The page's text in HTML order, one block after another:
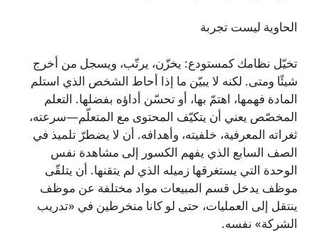
الحاوية ليست تجربة
تخيّل نظامك كمستودع: يخزّن، يرتّب، ويسجل من أخرج
شيئًا ومتى. لكنه لا يبيّن ما إذا أحاط الشخص الذي استلم
المادة فهمها، اهتمّ بها، أو تحسّن أداؤه بفضلها. التعلم
المخصّص يعني أن يتكيّف المحتوى مع المتعلّم—سرعته،
ثغراته المعرفية، خلفيته، وأهدافه. أن لا يضطرّ تلميذ في
الصف السابع الذي يفهم الكسور إلى مشاهدة نفس
الوحدة التي يستغرقها زميله الذي لم يتقنها. أن يتلقّى
موظف يدخل قسم المبيعات مواد مختلفة عن موظف
ينتقل إلى العمليات، حتى لو كانا منخرطين في «تدريب
الشركة» نفسه.